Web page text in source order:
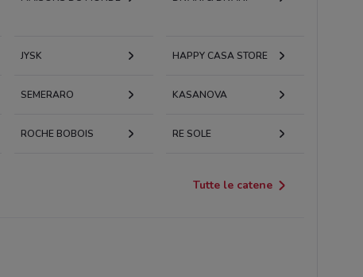
JYSK HAPPY CASA STORE
SEMERARO KASANOVA
ROCHE BOBOIS RE SOLE
Tutte le catene